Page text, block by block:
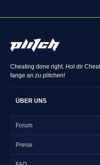
Cheating done right. Hol dir
fange an zu plitchen!
ÜBER UNS
Forum
Preise